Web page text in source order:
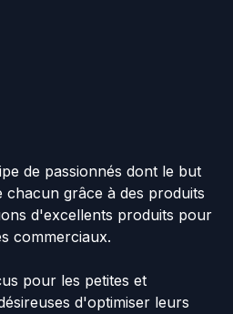
de passionnés dont le but
chacun grâce à des produits
d'excellents produits pour
commerciaux.
pour les petites et
d'optimiser leurs